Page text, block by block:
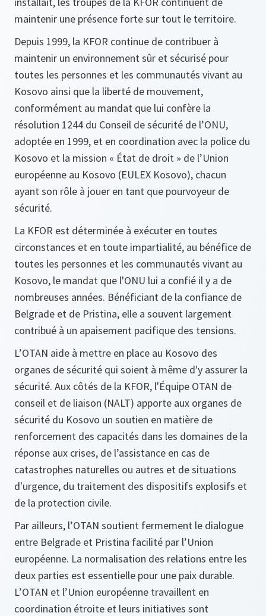
maintenir une présence forte sur tout le territoire.
Depuis 1999, la KFOR continue de contribuer à
maintenir un environnement sûr et sécurisé pour
toutes les personnes et les communautés vivant au
Kosovo ainsi que la liberté de mouvement,
conformément au mandat que lui confère la
résolution 1244 du Conseil de sécurité de l’ONU,
adoptée en 1999, et en coordination avec la police du
Kosovo et la mission « État de droit » de l’Union
européenne au Kosovo (EULEX Kosovo), chacun
ayant son rôle à jouer en tant que pourvoyeur de
sécurité.
La KFOR est déterminée à exécuter en toutes
circonstances et en toute impartialité, au bénéfice de
toutes les personnes et les communautés vivant au
Kosovo, le mandat que l'ONU lui a confié il y a de
nombreuses années. Bénéficiant de la confiance de
Belgrade et de Pristina, elle a souvent largement
contribué à un apaisement pacifique des tensions.
L’OTAN aide à mettre en place au Kosovo des
organes de sécurité qui soient à même d'y assurer la
sécurité. Aux côtés de la KFOR, l'Équipe OTAN de
conseil et de liaison (NALT) apporte aux organes de
sécurité du Kosovo un soutien en matière de
renforcement des capacités dans les domaines de la
réponse aux crises, de l’assistance en cas de
catastrophes naturelles ou autres et de situations
d'urgence, du traitement des dispositifs explosifs et
de la protection civile.
Par ailleurs, l’OTAN soutient fermement le dialogue
entre Belgrade et Pristina facilité par l’Union
européenne. La normalisation des relations entre les
deux parties est essentielle pour une paix durable.
L’OTAN et l’Union européenne travaillent en
coordination étroite et leurs initiatives sont